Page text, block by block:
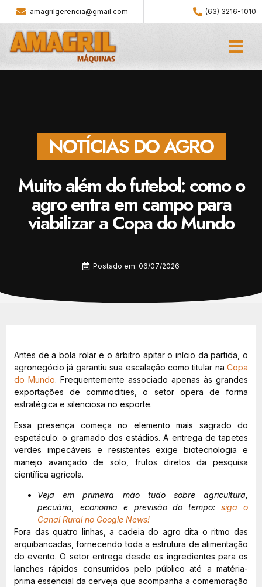
amagrilgerencia@gmail.com (63) 3216-1010
NOTÍCIAS DO AGRO
Muito além do futebol: como o
agro entra em campo para
viabilizar a Copa do Mundo
Postado em: 06/07/2026
Antes de a bola rolar e o árbitro apitar o início da partida, o
agronegócio já garantiu sua escalação como titular na Copa
do Mundo. Frequentemente associado apenas às grandes
exportações de commodities, o setor opera de forma
estratégica e silenciosa no esporte.
Essa presença começa no elemento mais sagrado do
espetáculo: o gramado dos estádios. A entrega de tapetes
verdes impecáveis e resistentes exige biotecnologia e
manejo avançado de solo, frutos diretos da pesquisa
científica agrícola.
Veja em primeira mão tudo sobre agricultura,
pecuária, economia e previsão do tempo:siga o
Canal Rural no Google News!
Fora das quatro linhas, a cadeia do agro dita o ritmo das
arquibancadas, fornecendo toda a estrutura de alimentação
do evento. O setor entrega desde os ingredientes para os
lanches rápidos consumidos pelo público até a matéria-
prima essencial da cerveja que acompanha a comemoração